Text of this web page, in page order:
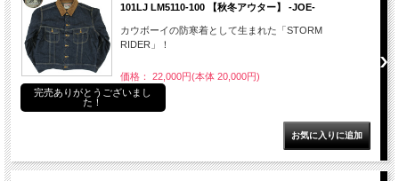
101LJ LM5110-100 【秋冬アウター】 -JOE-
カウボーイの防寒着として生まれた「STORM
RIDER」！
価格： 22,000円(本体 20,000円)
完売ありがとうございまし
た！